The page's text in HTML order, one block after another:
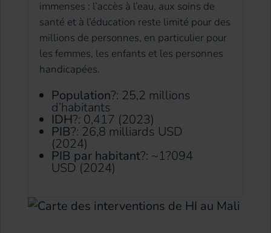
immenses : l’accès à l’eau, aux soins de
santé et à l’éducation reste limité pour des
millions de personnes, en particulier pour
les femmes, les enfants et les personnes
handicapées.
Population?: 25,2 millions
d’habitants
IDH?: 0,417 (2023)
PIB?: 26,8 milliards USD
(2024)
PIB par habitant?: ~1?094
USD (2024)